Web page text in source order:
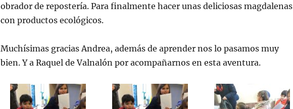
obrador de repostería. Para finalmente hacer unas deliciosas magdalenas
con productos ecológicos.
Muchísimas gracias Andrea, además de aprender nos lo pasamos muy
bien. Y a Raquel de Valnalón por acompañarnos en esta aventura.